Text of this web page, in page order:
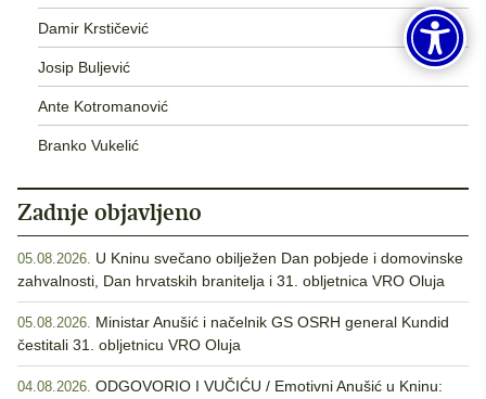
Damir Krstičević
Josip Buljević
Ante Kotromanović
Branko Vukelić
Zadnje objavljeno
05.08.2026. U Kninu svečano obilježen Dan pobjede i domovinske
zahvalnosti, Dan hrvatskih branitelja i 31. obljetnica VRO Oluja
05.08.2026. Ministar Anušić i načelnik GS OSRH general Kundid
čestitali 31. obljetnicu VRO Oluja
04.08.2026. ODGOVORIO I VUČIĆU / Emotivni Anušić u Kninu: